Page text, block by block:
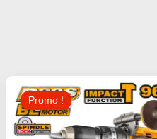
Promo !
Promo !
Le
Prix
Initial
Était :